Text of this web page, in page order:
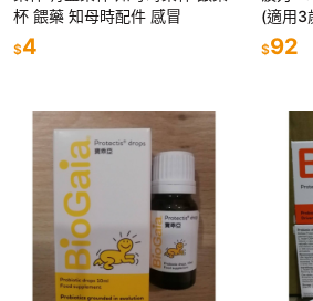
杯 餵藥 知母時配件 感冒
$4
(適用3
童牙膏
$92